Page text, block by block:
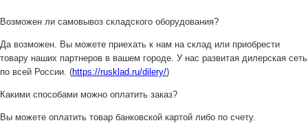
Возможен ли самовывоз складского оборудования?
Да возможен. Вы можете приехать к нам на склад или приобрести
товару наших партнеров в вашем городе. У нас развитая дилерская сеть
по всей России. (https://rusklad.ru/dilery/)
Какими способами можно оплатить заказ?
Вы можете оплатить товар банковской картой либо по счету.